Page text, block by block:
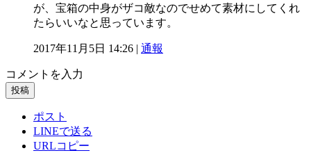
が、宝箱の中身がザコ敵なのでせめて素材にしてくれ
たらいいなと思っています。
2017年11月5日 14:26 | 通報
コメントを入力
投稿
ポスト
LINEで送る
URLコピー